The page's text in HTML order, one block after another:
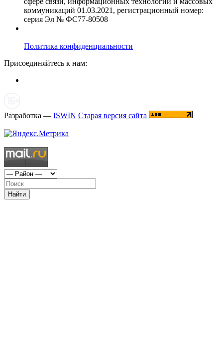
коммуникаций 01.03.2021, регистрационный номер:
серия Эл № ФС77-80508
Политика конфиденциальности
Присоединяйтесь к нам:
Разработка — ISWIN Старая версия сайта
Найти